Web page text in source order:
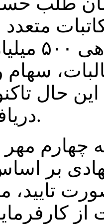
متعدد
آمادگی خود
سهام و
حال
دریافت نشده است.
چهارم مهر
بر